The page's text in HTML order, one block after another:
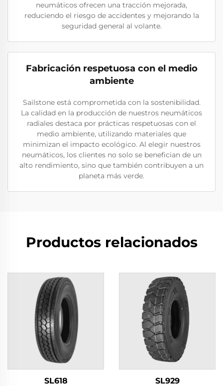
neumáticos ofrecen una tracción mejorada,
reduciendo el riesgo de accidentes y mejorando la
seguridad general al volante.
Fabricación respetuosa con el medio
ambiente
Sailstone está comprometida con la sostenibilidad.
La calidad en la producción de nuestros neumáticos
radiales destaca por prácticas respetuosas con el
medio ambiente, utilizando materiales que
minimizan el impacto ecológico. Al elegir nuestros
neumáticos, los clientes no solo se benefician de un
alto rendimiento, sino que también contribuyen a un
planeta más verde.
Productos relacionados
SL618 SL929